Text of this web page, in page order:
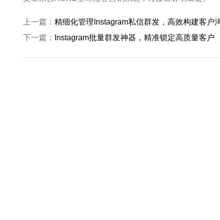
上一篇： 精细化管理Instagram私信群发，高效构建客户
下一篇：
Instagram批量群发神器，精准锁定高质量客户